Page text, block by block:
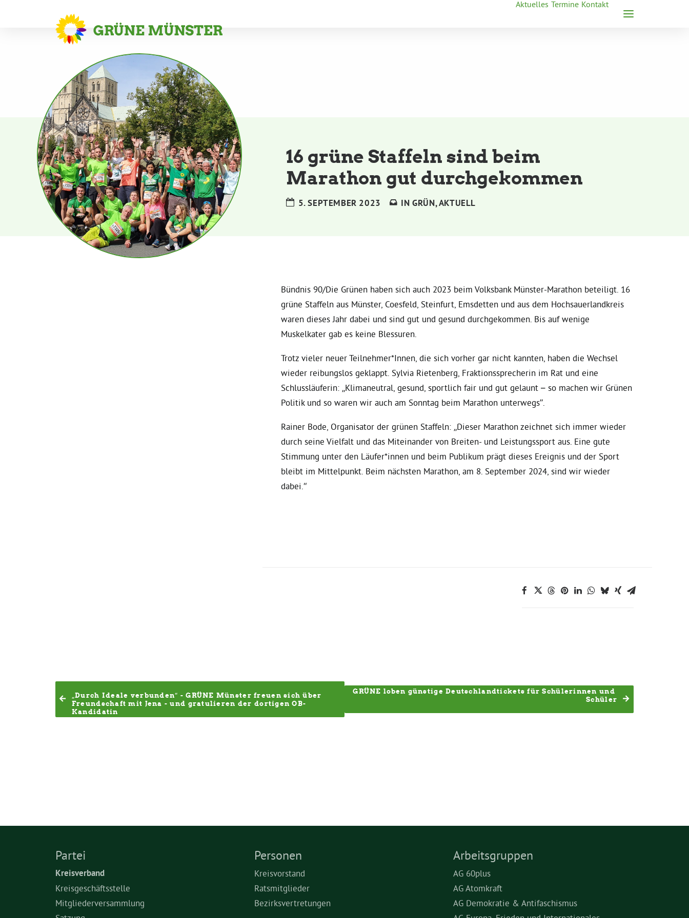
Aktuelles Termine Kontakt
16 grüne Staffeln sind beim
Marathon gut durchgekommen
5. SEPTEMBER 2023 INGRÜN,AKTUELL
Bündnis 90/Die Grünen haben sich auch 2023 beim Volksbank Münster-Marathon beteiligt. 16
grüne Staffeln aus Münster, Coesfeld, Steinfurt, Emsdetten und aus dem Hochsauerlandkreis
waren dieses Jahr dabei und sind gut und gesund durchgekommen. Bis auf wenige
Muskelkater gab es keine Blessuren.
Trotz vieler neuer Teilnehmer*Innen, die sich vorher gar nicht kannten, haben die Wechsel
wieder reibungslos geklappt. Sylvia Rietenberg, Fraktionssprecherin im Rat und eine
Schlussläuferin: „Klimaneutral, gesund, sportlich fair und gut gelaunt – so machen wir Grünen
Politik und so waren wir auch am Sonntag beim Marathon unterwegs”.
Rainer Bode, Organisator der grünen Staffeln: „Dieser Marathon zeichnet sich immer wieder
durch seine Vielfalt und das Miteinander von Breiten- und Leistungssport aus. Eine gute
Stimmung unter den Läufer*innen und beim Publikum prägt dieses Ereignis und der Sport
bleibt im Mittelpunkt. Beim nächsten Marathon, am 8. September 2024, sind wir wieder
dabei.“
„Durch Ideale verbunden“ - GRÜNE Münster freuen sich über
Freundschaft mit Jena - und gratulieren der dortigen OB-
Kandidatin
GRÜNE loben günstige Deutschlandtickets für Schülerinnen und
Schüler
Partei
Kreisverband
Kreisgeschäftsstelle
Mitgliederversammlung
Personen
Kreisvorstand
Ratsmitglieder
Bezirksvertretungen
Arbeitsgruppen
AG 60plus
AG Atomkraft
AG Demokratie & Antifaschismus